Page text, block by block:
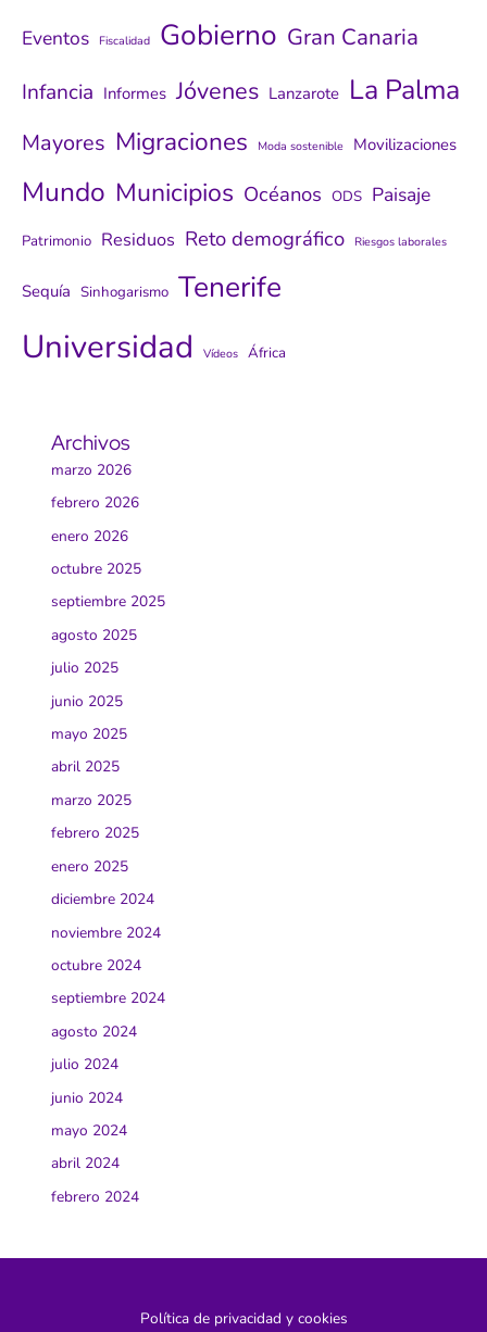
Eventos Fiscalidad Gobierno Gran Canaria
Infancia Informes Jóvenes Lanzarote La Palma
Mayores Migraciones Moda sostenible Movilizaciones
Mundo Municipios Océanos ODS Paisaje
Patrimonio Residuos Reto demográfico Riesgos laborales
Sequía Sinhogarismo Tenerife
Universidad Vídeos África
Archivos
marzo 2026
febrero 2026
enero 2026
octubre 2025
septiembre 2025
agosto 2025
julio 2025
junio 2025
mayo 2025
abril 2025
marzo 2025
febrero 2025
enero 2025
diciembre 2024
noviembre 2024
octubre 2024
septiembre 2024
agosto 2024
julio 2024
junio 2024
mayo 2024
abril 2024
febrero 2024
Política de privacidad y cookies